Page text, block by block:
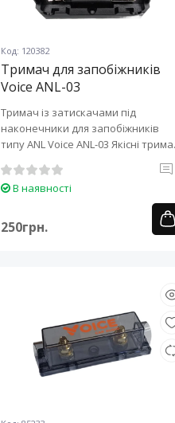
Код: 120382
Тримач для запобіжників
Voice ANL-03
Тримач із затискачами під
наконечники для запобіжників
типу ANL Voice ANL-03 Якісні тримачі
В наявності
250грн.